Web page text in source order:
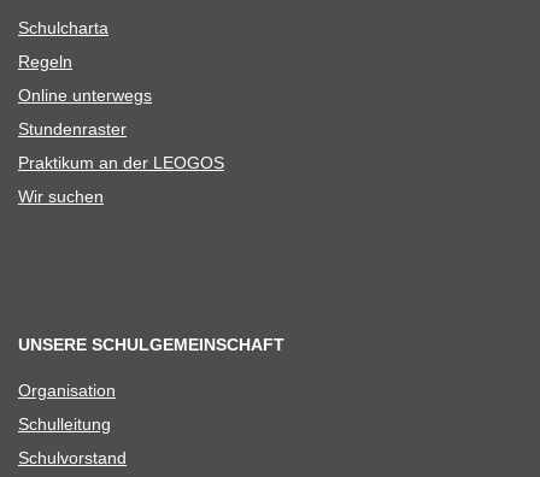
Schul­charta
Regeln
Online unter­wegs
Stun­den­ras­ter
Prak­ti­kum an der LEOGOS
Wir suchen
UNSERE SCHULGEMEINSCHAFT
Orga­ni­sa­tion
Schul­lei­tung
Schul­vor­stand